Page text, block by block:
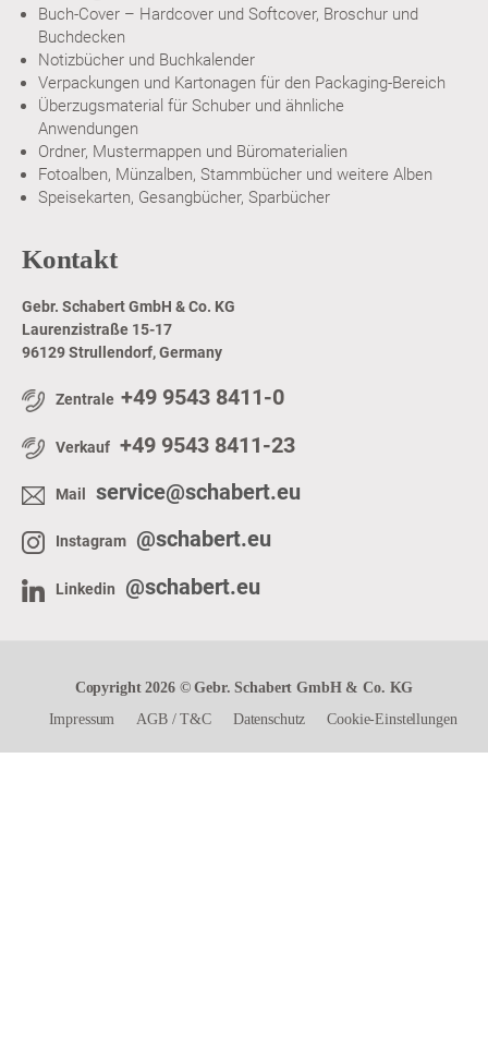
Buch-Cover – Hardcover und Softcover, Broschur und
Buchdecken
Notizbücher und Buchkalender
Verpackungen und Kartonagen für den Packaging-Bereich
Überzugsmaterial für Schuber und ähnliche
Anwendungen
Ordner, Mustermappen und Büromaterialien
Fotoalben, Münzalben, Stammbücher und weitere Alben
Speisekarten, Gesangbücher, Sparbücher
Kontakt
Gebr. Schabert GmbH & Co. KG
Laurenzistraße 15-17
96129 Strullendorf, Germany
Zentrale +49 9543 8411-0
Verkauf +49 9543 8411-23
Mail service@schabert.eu
Instagram @schabert.eu
Linkedin @schabert.eu
Copyright 2026 © Gebr. Schabert GmbH & Co. KG
Impressum
AGB/T&C Datenschutz Cookie-Einstellungen